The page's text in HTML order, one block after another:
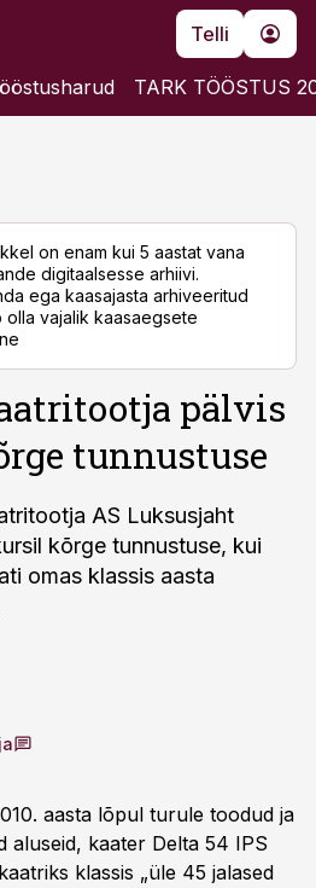
Telli
TARK TÖÖSTUS
on enam kui 5 aastat vana
digitaalsesse arhiivi.
ega kaasajasta arhiveeritud
olla vajalik kaasaegsete
pälvis
tunnustuse
AS Luksusjaht
kõrge tunnustuse, kui
omas klassis aasta
aasta lõpul turule toodud ja
aluseid, kaater Delta 54 IPS
klassis „üle 45 jalased